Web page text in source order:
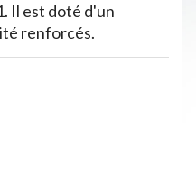
Il est doté d'un
renforcés.